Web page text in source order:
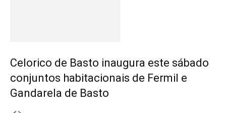
Celorico de Basto inaugura este sábado
conjuntos habitacionais de Fermil e
Gandarela de Basto